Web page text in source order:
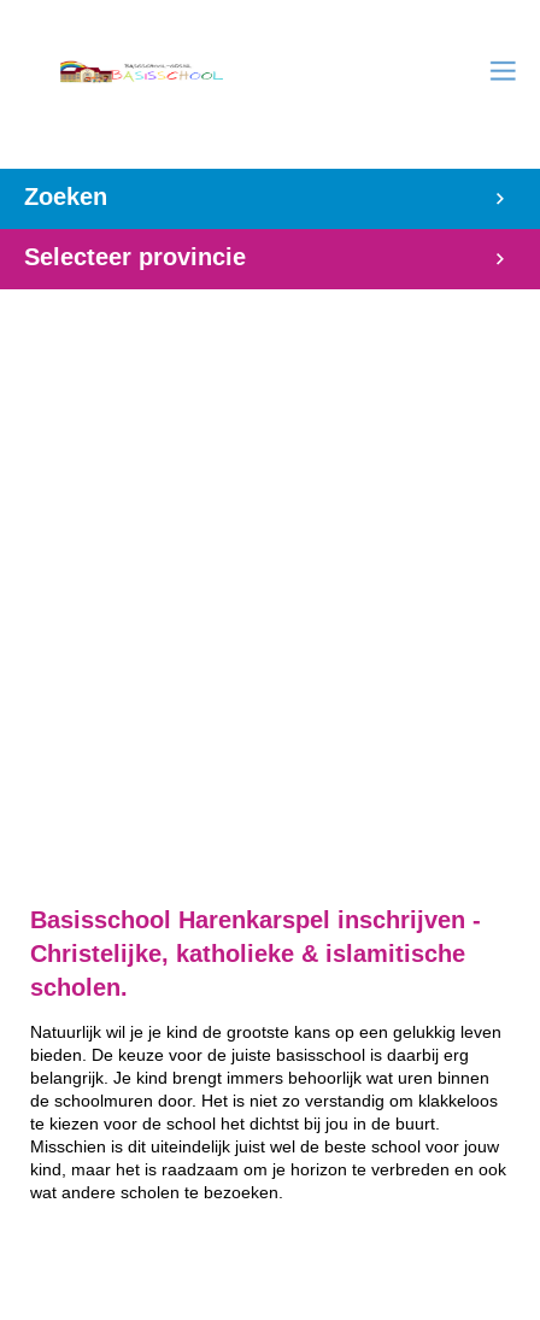
Zoeken
Selecteer provincie
Basisschool Harenkarspel inschrijven -
Christelijke, katholieke & islamitische
scholen.
Natuurlijk wil je je kind de grootste kans op een gelukkig leven
bieden. De keuze voor de juiste basisschool is daarbij erg
belangrijk. Je kind brengt immers behoorlijk wat uren binnen
de schoolmuren door. Het is niet zo verstandig om klakkeloos
te kiezen voor de school het dichtst bij jou in de buurt.
Misschien is dit uiteindelijk juist wel de beste school voor jouw
kind, maar het is raadzaam om je horizon te verbreden en ook
wat andere scholen te bezoeken.